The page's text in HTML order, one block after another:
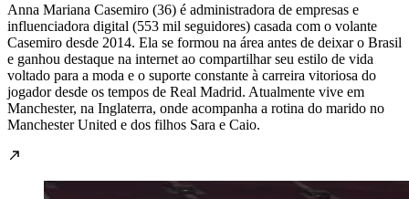
Anna Mariana Casemiro (36) é administradora de empresas e
influenciadora digital (553 mil seguidores) casada com o volante
Casemiro desde 2014. Ela se formou na área antes de deixar o Brasil
e ganhou destaque na internet ao compartilhar seu estilo de vida
voltado para a moda e o suporte constante à carreira vitoriosa do
jogador desde os tempos de Real Madrid. Atualmente vive em
Manchester, na Inglaterra, onde acompanha a rotina do marido no
Manchester United e dos filhos Sara e Caio.